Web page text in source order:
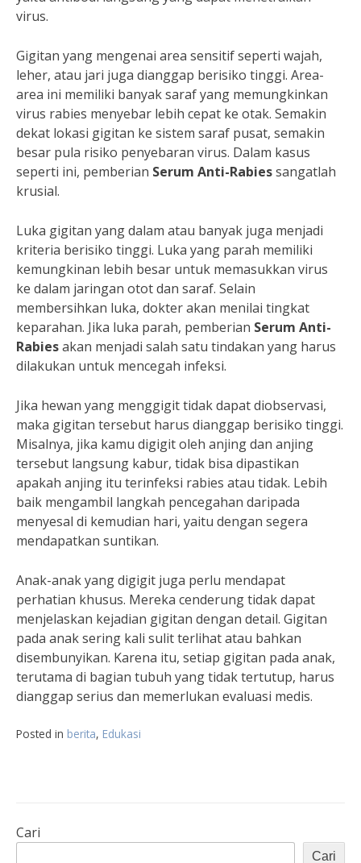
virus.
Gigitan yang mengenai area sensitif seperti wajah,
leher, atau jari juga dianggap berisiko tinggi. Area-
area ini memiliki banyak saraf yang memungkinkan
virus rabies menyebar lebih cepat ke otak. Semakin
dekat lokasi gigitan ke sistem saraf pusat, semakin
besar pula risiko penyebaran virus. Dalam kasus
seperti ini, pemberian Serum Anti-Rabiessangatlah
krusial.
Luka gigitan yang dalam atau banyak juga menjadi
kriteria berisiko tinggi. Luka yang parah memiliki
kemungkinan lebih besar untuk memasukkan virus
ke dalam jaringan otot dan saraf. Selain
membersihkan luka, dokter akan menilai tingkat
keparahan. Jika luka parah, pemberian Serum Anti-
Rabiesakan menjadi salah satu tindakan yang harus
dilakukan untuk mencegah infeksi.
Jika hewan yang menggigit tidak dapat diobservasi,
maka gigitan tersebut harus dianggap berisiko tinggi.
Misalnya, jika kamu digigit oleh anjing dan anjing
tersebut langsung kabur, tidak bisa dipastikan
apakah anjing itu terinfeksi rabies atau tidak. Lebih
baik mengambil langkah pencegahan daripada
menyesal di kemudian hari, yaitu dengan segera
mendapatkan suntikan.
Anak-anak yang digigit juga perlu mendapat
perhatian khusus. Mereka cenderung tidak dapat
menjelaskan kejadian gigitan dengan detail. Gigitan
pada anak sering kali sulit terlihat atau bahkan
disembunyikan. Karena itu, setiap gigitan pada anak,
terutama di bagian tubuh yang tidak tertutup, harus
dianggap serius dan memerlukan evaluasi medis.
Posted in berita, Edukasi
Cari
Cari